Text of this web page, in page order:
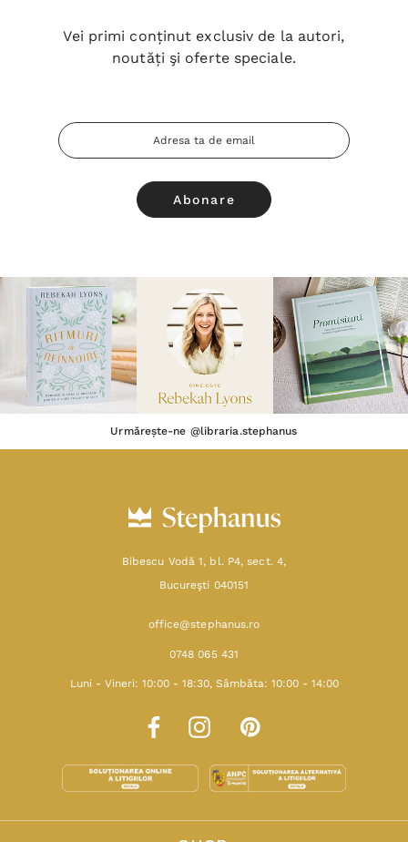
Vei primi conținut exclusiv de la autori,
noutăți şi oferte speciale.
Adresa
Email
Urmărește-ne @libraria.stephanus
Bibescu Vodă 1, bl. P4, sect. 4,
Bucureşti 040151
office@stephanus.ro
0748 065 431
Luni - Vineri: 10:00 - 18:30, Sâmbăta: 10:00 - 14:00